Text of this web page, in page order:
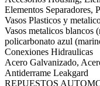
Elementos Separadores,
Vasos Plasticos y
Vasos metalicos blancos
policarbonato azul
Conexiones Hidraulicas
Acero Galvanizado,
Antiderrame Leakgard
REPUESTOS